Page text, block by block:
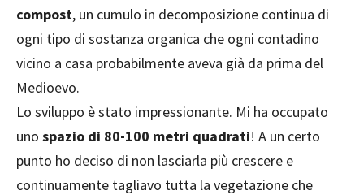
compost, un cumulo in decomposizione continua di
ogni tipo di sostanza organica che ogni contadino
vicino a casa probabilmente aveva già da prima del
Medioevo.
Lo sviluppo è stato impressionante. Mi ha occupato
uno spazio di 80-100 metri quadrati! A un certo
punto ho deciso di non lasciarla più crescere e
continuamente tagliavo tutta la vegetazione che